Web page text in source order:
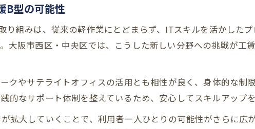
就労継続支援B型で社会参加のきっかけを得る方法
生活改善を目指す就労継続支援B型の支援体制
B型の可能性
り組みは、従来の軽作業にとどまらず、ITスキルを活かした
大阪市西区・中央区では、こうした新しい分野への挑戦が工
クやサテライトオフィスの活用とも相性が良く、身体的な制
的なサポート体制を整えているため、安心してスキルアップを
拡大していくことで、利用者一人ひとりの可能性がさらに広